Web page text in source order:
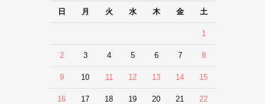
日
月 火 水 木 金 土
1
2 3 4 5 6 7 8
9 10 11 12 13 14 15
16 17 18 19 20 21 22